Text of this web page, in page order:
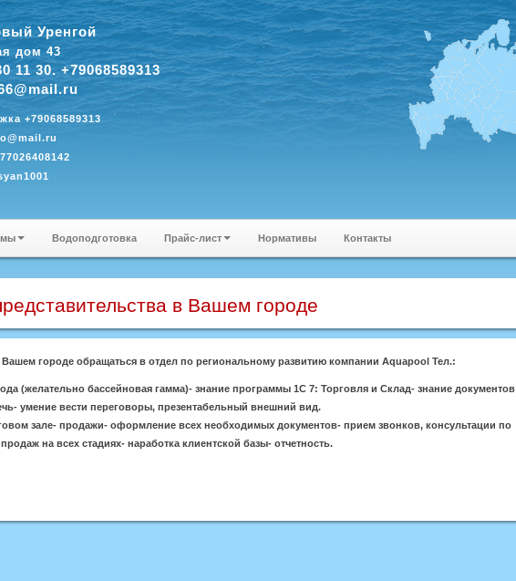
Уренгой
дом 43
11 30. +79068589313
+79068589313
Водоподготовка Прайс-лист Нормативы Контакты
в Вашем городе
городе обращаться в отдел по региональному развитию компании Aquapool Тел.:
(желательно бассейновая гамма)- знание программы 1С 7: Торговля и Склад- знание документов
умение вести переговоры, презентабельный внешний вид.
зале- продажи- оформление всех необходимых документов- прием звонков, консультации по
на всех стадиях- наработка клиентской базы- отчетность.